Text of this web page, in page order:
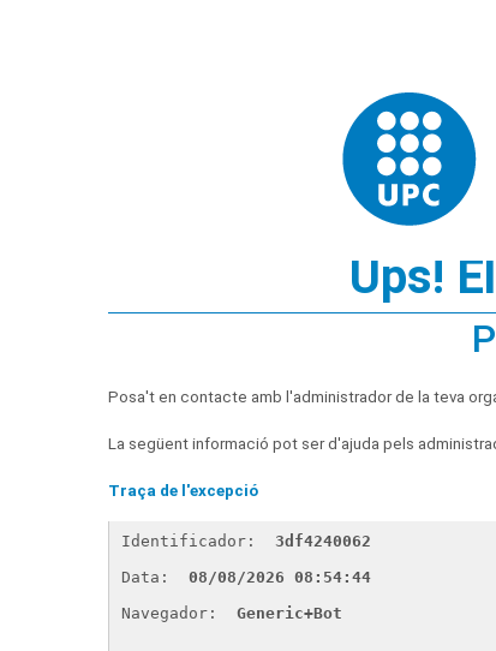
Ups!
Posa't en contacte amb l'administrador de la teva
La següent informació pot ser d'ajuda pels
Traça de l'excepció
Identificador:
3df4240062
Data:
08/08/2026 08:54:44
Navegador:
Generic+Bot